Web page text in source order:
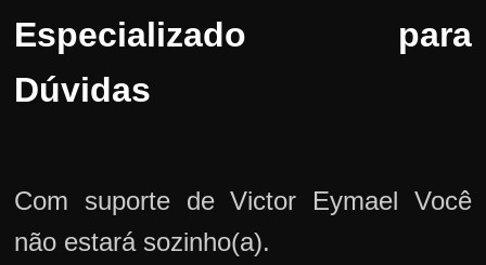
Especializado para
Dúvidas
Com suporte de Victor Eymael Você
não estará sozinho(a).